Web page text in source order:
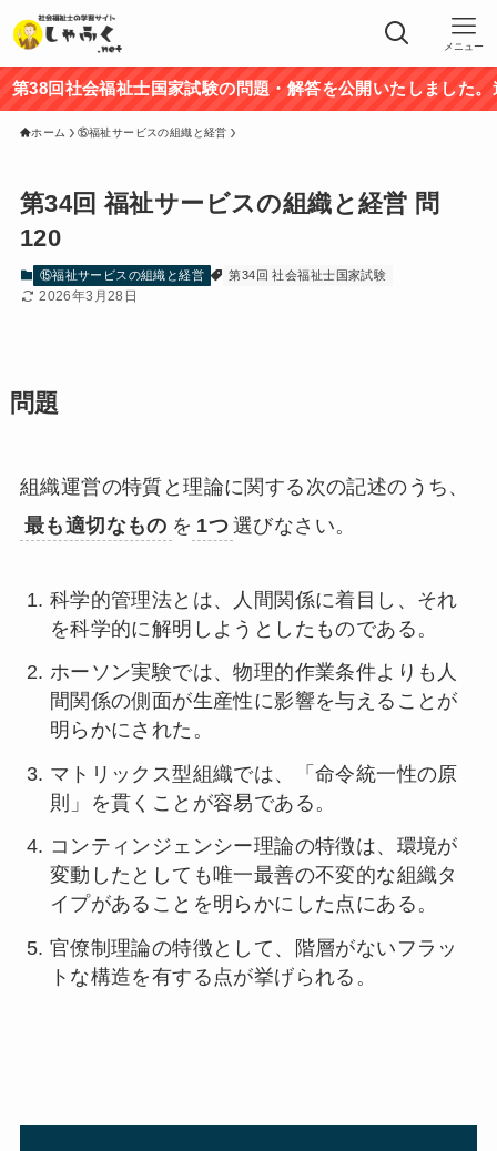
メニュー
回社会福祉士国家試験の問題・解答を公開いたしました。途
ホーム ⑮福祉サービスの組織と経営
第34回 福祉サービスの組織と経営 問
120
⑮福祉サービスの組織と経営 第34回 社会福祉士国家試験
2026年3月28日
問題
組織運営の特質と理論に関する次の記述のうち、
最も適切なもの を 1つ 選びなさい。
科学的管理法とは、人間関係に着目し、それ
を科学的に解明しようとしたものである。
ホーソン実験では、物理的作業条件よりも人
間関係の側面が生産性に影響を与えることが
明らかにされた。
マトリックス型組織では、「命令統一性の原
則」を貫くことが容易である。
コンティンジェンシー理論の特徴は、環境が
変動したとしても唯一最善の不変的な組織タ
イプがあることを明らかにした点にある。
官僚制理論の特徴として、階層がないフラッ
トな構造を有する点が挙げられる。